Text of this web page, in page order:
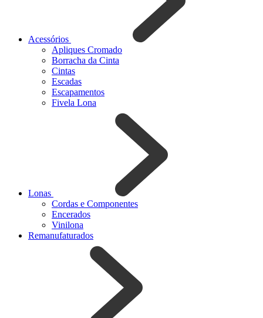
Acessórios
Apliques Cromado
Borracha da Cinta
Cintas
Escadas
Escapamentos
Fivela Lona
Lonas
Cordas e Componentes
Encerados
Vinilona
Remanufaturados